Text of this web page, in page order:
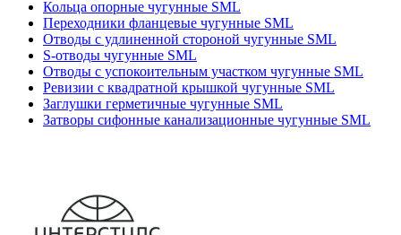
Кольца опорные чугунные SML
Переходники фланцевые чугунные SML
Отводы с удлиненной стороной чугунные SML
S-отводы чугунные SML
Отводы с успокоительным участком чугунные SML
Ревизии с квадратной крышкой чугунные SML
Заглушки герметичные чугунные SML
Затворы сифонные канализационные чугунные SML